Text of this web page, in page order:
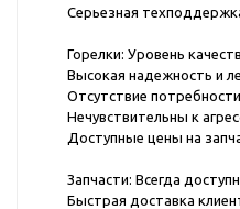
Серьезная
Горелки: Уровень
Высокая надежность и
Отсутствие
Нечувствительны к
Доступные цены на
Запчасти: Всегда
Быстрая доставка